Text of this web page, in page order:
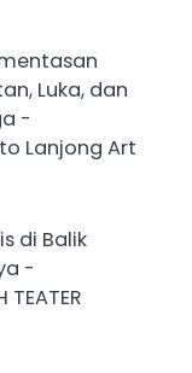
Luka, dan
-
Lanjong Art
di Balik
-
TEATER